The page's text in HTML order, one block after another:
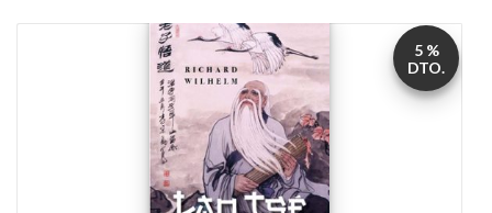
5 %
DTO.